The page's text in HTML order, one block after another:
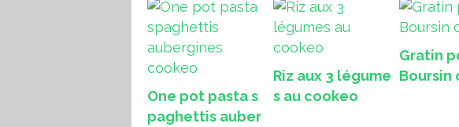
One pot pasta s
paghettis auber
Riz aux 3 légume
s au cookeo
Gratin
Boursin